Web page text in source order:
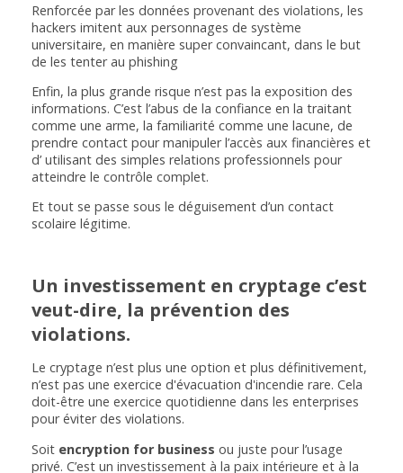
Renforcée par les données provenant des violations, les
hackers imitent aux personnages de système
universitaire, en manière super convaincant, dans le but
de les tenter au phishing
Enfin, la plus grande risque n’est pas la exposition des
informations. C’est l’abus de la confiance en la traitant
comme une arme, la familiarité comme une lacune, de
prendre contact pour manipuler l’accès aux financières et
d’ utilisant des simples relations professionnels pour
atteindre le contrôle complet.
Et tout se passe sous le déguisement d’un contact
scolaire légitime.
Un investissement en cryptage c’est
veut-dire, la prévention des
violations.
Le cryptage n’est plus une option et plus définitivement,
n’est pas une exercice d'évacuation d'incendie rare. Cela
doit-être une exercice quotidienne dans les enterprises
pour éviter des violations.
Soit encryption for business ou juste pour l’usage
privé. C’est un investissement à la paix intérieure et à la